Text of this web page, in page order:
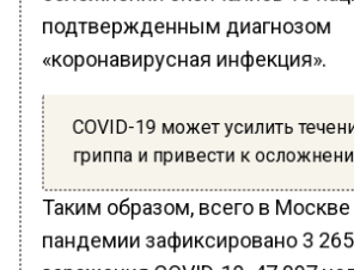
подтвержденным диагнозом
«коронавирусная инфекция».
COVID-19 может усилить
гриппа и привести к
Таким образом, всего в Москве
пандемии зафиксировано 3